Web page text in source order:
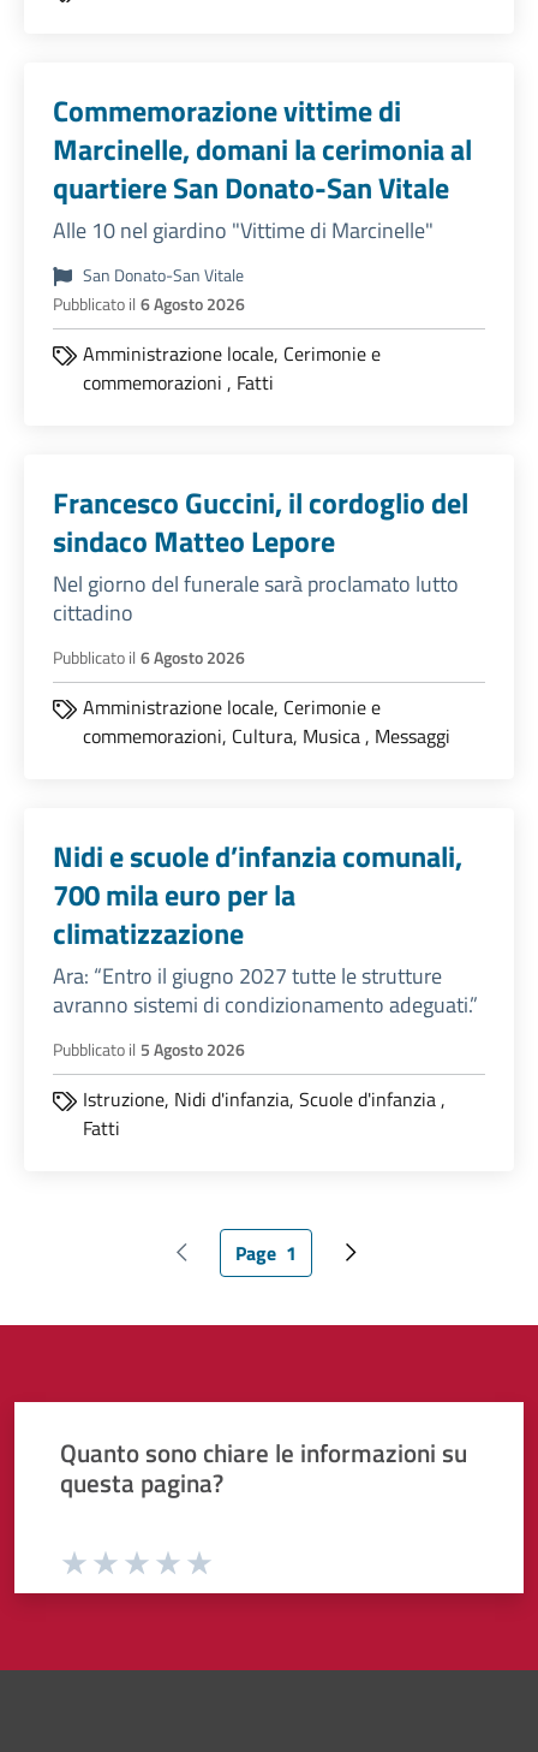
Commemorazione vittime di
Marcinelle, domani la cerimonia al
quartiere San Donato-San Vitale
Alle 10 nel giardino "Vittime di Marcinelle"
San Donato-San Vitale
Pubblicato il 6 Agosto 2026
Amministrazione locale, Cerimonie e
commemorazioni , Fatti
Francesco Guccini, il cordoglio del
sindaco Matteo Lepore
Nel giorno del funerale sarà proclamato lutto
cittadino
Pubblicato il 6 Agosto 2026
Amministrazione locale, Cerimonie e
commemorazioni, Cultura, Musica, Messaggi
Nidi e scuole d’infanzia comunali,
700 mila euro per la
climatizzazione
Ara: “Entro il giugno 2027 tutte le strutture
avranno sistemi di condizionamento adeguati.”
Pubblicato il 5 Agosto 2026
Istruzione, Nidi d'infanzia, Scuole d'infanzia,
Fatti
Pagina precedente
Pagina attuale
Page 1 Pagina successiva
Quanto sono chiare le informazioni su
questa pagina?
Valuta da 1 a 5 stelle la paginaValuta 4 stelle su 5
Valuta 3 stelle su 5
Valuta 2 stelle su 5
Valuta 1 stelle su 5